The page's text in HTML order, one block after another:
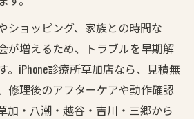
ショッピング、家族との時間な
が増えるため、トラブルを早期解
。iPhone診療所草加店なら、見積無
修理後のアフターケアや動作確認
加・八潮・越谷・吉川・三郷から